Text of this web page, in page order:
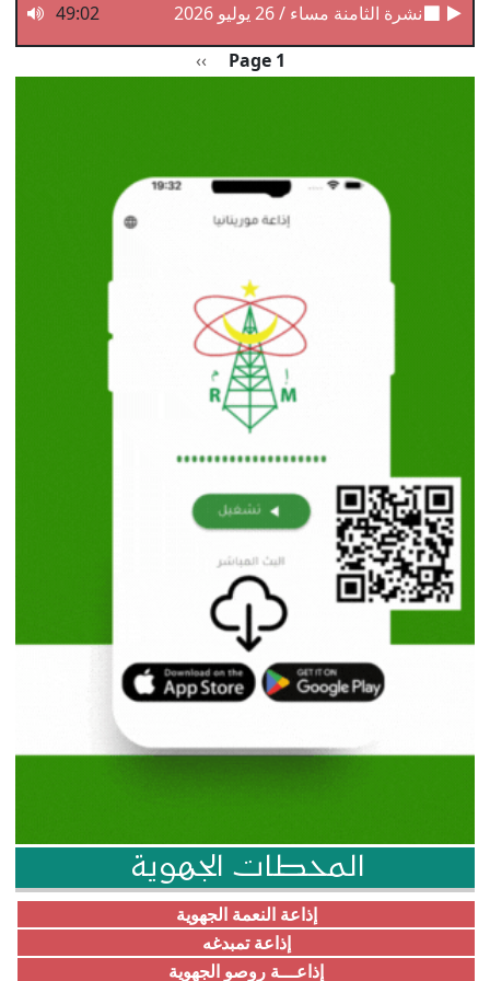
نشرة الثامنة مساء / 26 يوليو 2026
49:02
Page 1 الصفحة التالية
››
المحطات الجهوية
إذاعة النعمة الجهوية
إذاعة تمبدغه
إذاعـــة روصو الجهوية